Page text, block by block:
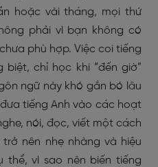
hoặc vài tháng, mọi thứ
phải vì bạn không có
phù hợp. Việc coi tiếng
chỉ học khi “đến giờ”
ngữ này khó gắn bó lâu
tiếng Anh vào các hoạt
nói, đọc, viết một cách
nên nhẹ nhàng và hiệu
thể, vì sao nên biến tiếng